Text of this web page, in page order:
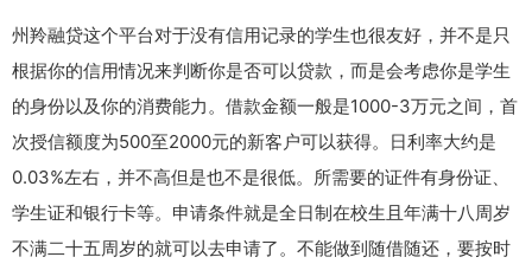
州羚融贷这个平台对于没有信用记录的学生也很友好，并不是只
根据你的信用情况来判断你是否可以贷款，而是会考虑你是学生
的身份以及你的消费能力。借款金额一般是1000-3万元之间，首
次授信额度为500至2000元的新客户可以获得。日利率大约是
0.03%左右，并不高但是也不是很低。所需要的证件有身份证、
学生证和银行卡等。申请条件就是全日制在校生且年满十八周岁
不满二十五周岁的就可以去申请了。不能做到随借随还，要按时